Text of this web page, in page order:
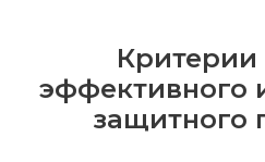
эффективного
защитного